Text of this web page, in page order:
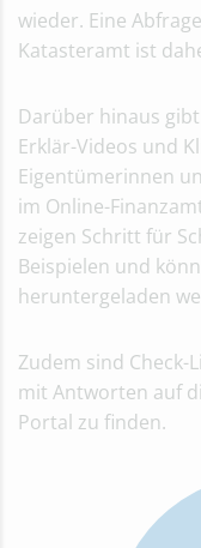
wieder. Eine
Katasteramt ist
Darüber hinaus
Erklär-Videos und
Eigentümerinnen
im Online-
zeigen Schritt für
Beispielen und
heruntergeladen
Zudem sind Check-
mit Antworten auf
Portal zu finden.